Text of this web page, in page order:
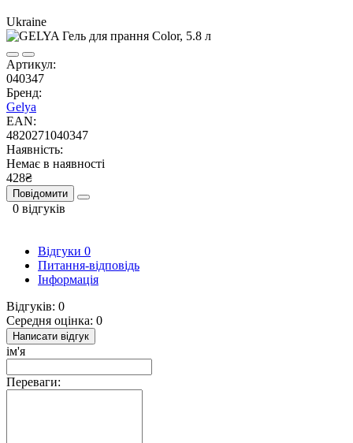
Ukraine
Артикул:
040347
Бренд:
Gelya
EAN:
4820271040347
Наявність:
Немає в наявності
428₴
Повідомити
0 відгуків
Відгуки 0
Питання-відповідь
Інформація
Відгуків: 0
Середня оцінка: 0
Написати відгук
ім'я
Переваги: